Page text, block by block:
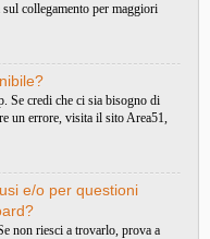
collegamento per maggiori
Se credi che ci sia bisogno di
un errore, visita il sitoArea51,
e/o per questioni
non riesci a trovarlo, prova a